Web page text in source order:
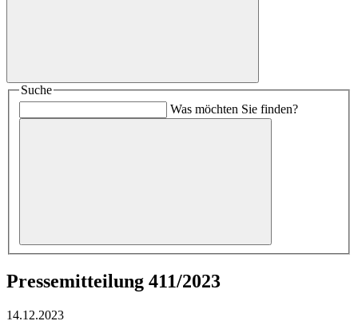
Suche
Was möchten Sie finden?
Pressemitteilung 411/2023
14.12.2023